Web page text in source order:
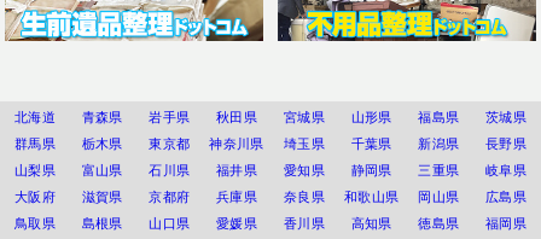
北海道 青森県 岩手県 秋田県 宮城県 山形県 福島県
茨城県
群馬県
栃木県 東京都 神奈川県 埼玉県 千葉県 新潟県
長野県
山梨県
富山県 石川県 福井県 愛知県 静岡県 三重県
岐阜県
大阪府
滋賀県 京都府 兵庫県 奈良県 和歌山県 岡山県
広島県
鳥取県
島根県 山口県 愛媛県 香川県 高知県 徳島県
福岡県